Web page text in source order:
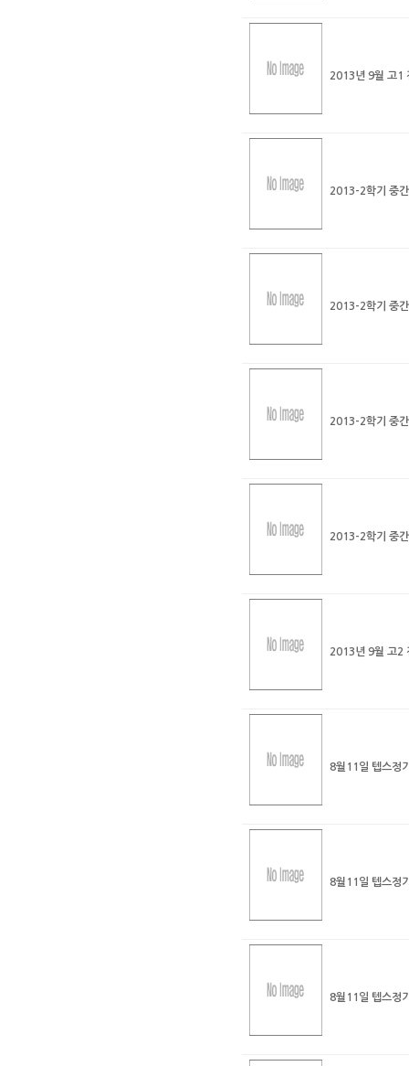
2013년 9월 고1
2013-2학기 중
2013-2학기 중
2013-2학기 중
2013-2학기 중
2013년 9월 고2
8월11일 텝스정
8월11일 텝스정
8월11일 텝스정